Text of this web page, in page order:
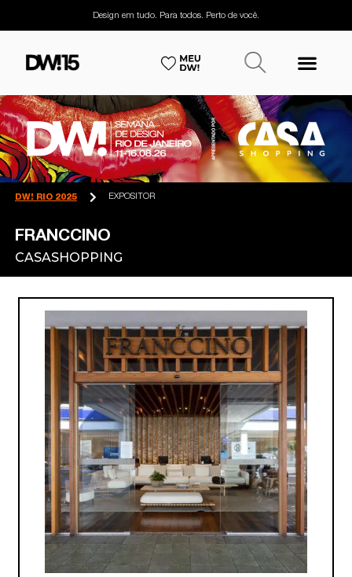
Design em tudo. Para todos. Perto de você.
DW! RIO 2025 EXPOSITOR
FRANCCINO
CASASHOPPING